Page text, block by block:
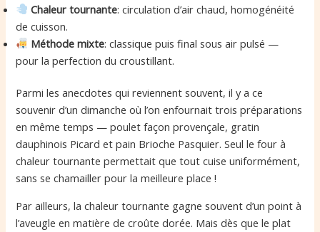
Chaleur tournante: circulation d’air chaud, homogénéité
de cuisson.
Méthode mixte: classique puis final sous air pulsé —
pour la perfection du croustillant.
Parmi les anecdotes qui reviennent souvent, il y a ce
souvenir d’un dimanche où l’on enfournait trois préparations
en même temps — poulet façon provençale, gratin
dauphinois Picard et pain Brioche Pasquier. Seul le four à
chaleur tournante permettait que tout cuise uniformément,
sans se chamailler pour la meilleure place !
Par ailleurs, la chaleur tournante gagne souvent d’un point à
l’aveugle en matière de croûte dorée. Mais dès que le plat